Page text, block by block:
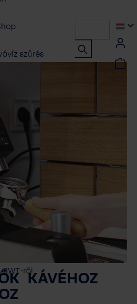
szűrés
Központi vízszűrés
Szakembereknek
Szerviz
Ügyfélszolgálat
BWT TERMÉK
BWT-rőlKÁVÉHOZ